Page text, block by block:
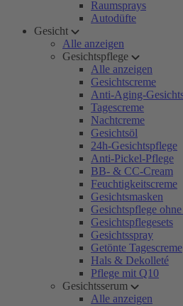
Raumsprays
Autodüfte
Gesicht
Alle anzeigen
Gesichtspflege
Alle anzeigen
Gesichtscreme
Anti-Aging-
Tagescreme
Nachtcreme
Gesichtsöl
24h-Gesichtspflege
Anti-Pickel-Pflege
BB- & CC-Cream
Feuchtigkeitscreme
Gesichtsmasken
Gesichtspflege
Gesichtspflegesets
Gesichtsspray
Getönte Tagescreme
Hals & Dekolleté
Pflege mit Q10
Gesichtsserum
Alle anzeigen